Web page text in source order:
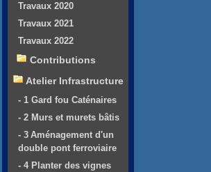
Travaux 2020
Travaux 2021
Travaux 2022
Contributions
Atelier Infrastructure
- 1 Gard fou Caténaires
- 2 Murs et murets bâtis
- 3 Aménagement d'un
double pont ferroviaire
- 4 Planter des vignes